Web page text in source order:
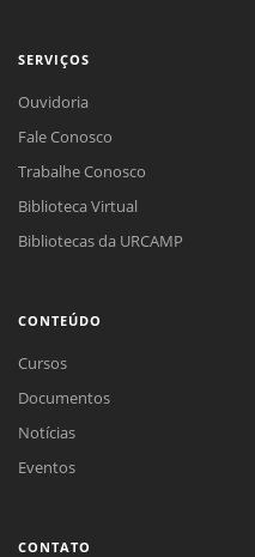
SERVIÇOS
Ouvidoria
Fale Conosco
Trabalhe Conosco
Biblioteca Virtual
Bibliotecas da URCAMP
CONTEÚDO
Cursos
Documentos
Notícias
Eventos
CONTATO